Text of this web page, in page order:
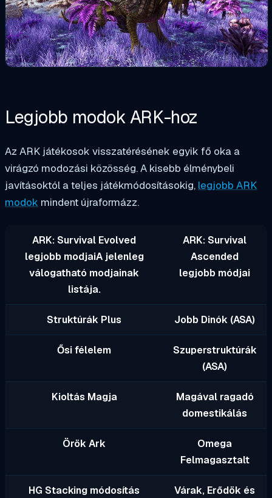
Legjobb modok ARK-hoz
Az ARK játékosok visszatérésének egyik fő oka a
virágzó modozási közösség. A kisebb élménybeli
javításoktól a teljes játékmódosításokig, legjobb ARK
modok mindent újraformázz.
ARK: Survival Evolved
legjobb modjaiA jelenleg
válogatható modjainak
listája.
ARK: Survival
Ascended
legjobb módjai
Struktúrák Plus Jobb Dinók (ASA)
Ősi félelem
Szuperstruktúrák
(ASA)
Kioltás Magja
Magával ragadó
domestikálás
Örök Ark
Omega
Felmagasztalt
HG Stacking módosítás
Várak, Erődök és